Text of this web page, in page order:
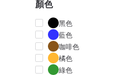
顏色
黑色
藍色
咖啡色
橘色
綠色